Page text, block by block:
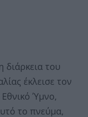
διάρκεια του
έκλεισε τον
Ύμνο,
το πνεύμα,